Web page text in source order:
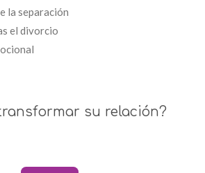
la separación
el divorcio
su relación?